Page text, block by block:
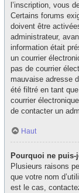
l’inscription, vous
Certains forums
doivent être
administrateur,
information était
un courrier
pas de courrier
mauvaise adresse
été filtré en tant
courrier
de contacter un
Haut
Pourquoi ne puis-
Plusieurs raisons
que votre nom
est le cas,